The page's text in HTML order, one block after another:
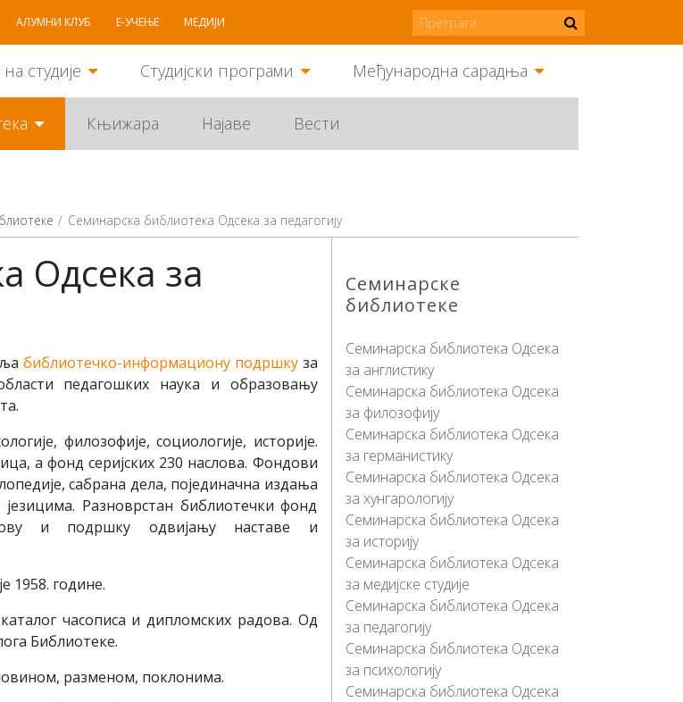
АЛУМНИ КЛУБ Е-УЧЕЊЕ МЕДИЈИ
студије Студијски програми Међународна сарадња
Књижара Најаве Вести
Семинарска библиотека Одсека за педагогију
Семинарске
библиотеке
Семинарска библиотека Одсека
за англистику
Семинарска библиотека Одсека
за филозофију
Семинарска библиотека Одсека
за германистику
Семинарска библиотека Одсека
за хунгарологију
Семинарска библиотека Одсека
за историју
Семинарска библиотека Одсека
за медијске студије
Семинарска библиотека Одсека
за педагогију
Семинарска библиотека Одсека
за психологију
Семинарска библиотека Одсека
Одсека за
библиотечко-информациону подршкуза
педагошких наука и образовању
филозофије, социологије, историје.
а фонд серијских 230 наслова. Фондови
сабрана дела, појединачна издања
Разноврстан библиотечки фонд
и подршку одвијању наставе и
1958. године.
часописа и дипломских радова. Од
Библиотеке.
разменом, поклонима.